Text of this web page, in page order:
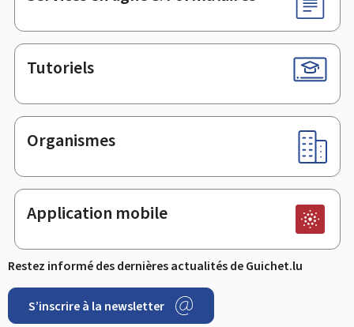
Tutoriels
Organismes
Application mobile
Restez informé des dernières actualités de Guichet.lu
S’inscrire à la newsletter